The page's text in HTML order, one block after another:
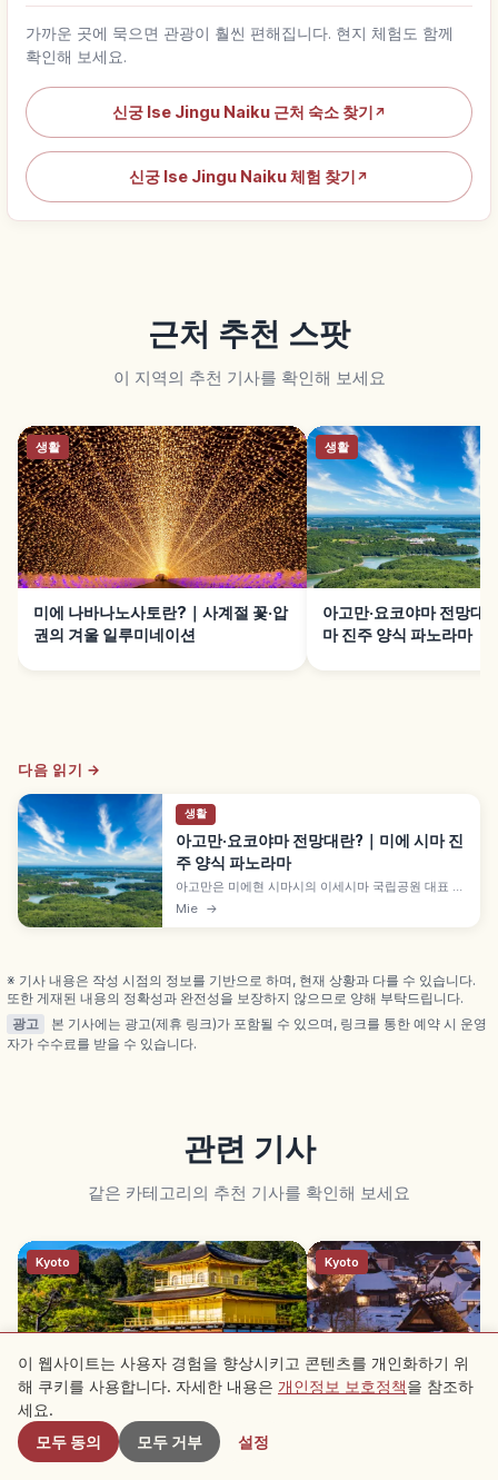
가까운 곳에 묵으면 관광이 훨씬 편해집니다. 현지 체험도 함께
확인해 보세요.
신궁 Ise Jingu Naiku 근처 숙소 찾기 ↗
신궁 Ise Jingu Naiku 체험 찾기 ↗
근처 추천 스팟
이 지역의 추천 기사를 확인해 보세요
생활
미에 나바나노사토란?｜사계절 꽃·압
권의 겨울 일루미네이션
생활
아고만·요코야마 전망대
마 진주 양식 파노라마
다음 읽기 →
생활
아고만·요코야마 전망대란?｜미에 시마 진
주 양식 파노라마
아고만은 미에현 시마시의 이세시마 국립공원 대표 경
관으로, 리아스 해안 굴곡진 해안선과 만 안 진주 양식
Mie →
※ 기사 내용은 작성 시점의 정보를 기반으로 하며, 현재 상황과 다를 수 있습니다.
또한 게재된 내용의 정확성과 완전성을 보장하지 않으므로 양해 부탁드립니다.
광고
본 기사에는 광고(제휴 링크)가 포함될 수 있으며, 링크를 통한 예약 시 운영
자가 수수료를 받을 수 있습니다.
관련 기사
같은 카테고리의 추천 기사를 확인해 보세요
Kyoto
금각사｜교토 로쿠온지 황금 누각과
교코치 정원 가이드
Kyoto
근처 스팟
이 웹사이트는 사용자 경험을 향상시키고 콘텐츠를 개인화하기 위
해 쿠키를 사용합니다. 자세한 내용은 개인정보 보호정책을 참조하
세요.
모두 동의
모두 거부 설정